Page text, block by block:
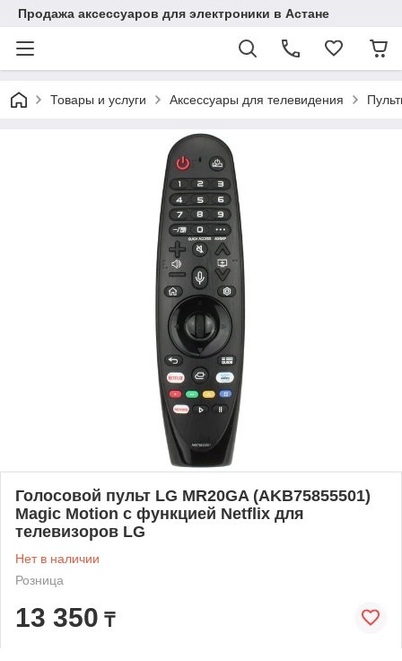
Продажа аксессуаров для электроники в Астане
Товары и услуги Аксессуары для телевидения
Голосовой пульт LG MR20GA (AKB75855501)
Magic Motion с функцией Netflix для
телевизоров LG
Нет в наличии
Розница
13 350 ₸